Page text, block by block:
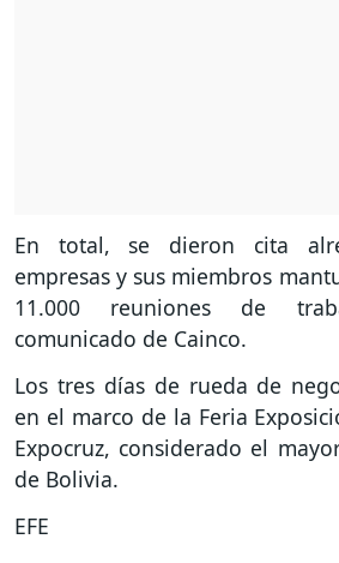
En total, se dieron cita
empresas y sus miembros
11.000 reuniones de
comunicado de Cainco.
Los tres días de rueda de
en el marco de la Feria
Expocruz, considerado el
de Bolivia.
EFE